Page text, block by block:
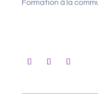
Formation à la